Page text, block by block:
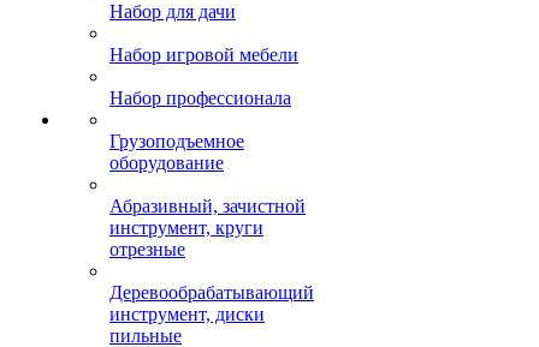
Набор для дачи
Набор игровой мебели
Набор профессионала
Грузоподъемное
оборудование
Абразивный, зачистной
инструмент, круги
отрезные
Деревообрабатывающий
инструмент, диски
пильные